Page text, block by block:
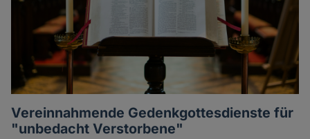
Vereinnahmende Gedenkgottesdienste für
"unbedacht Verstorbene"